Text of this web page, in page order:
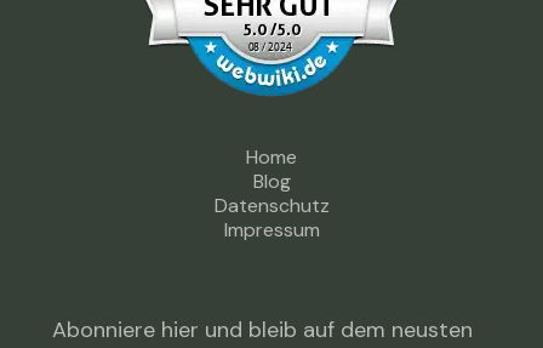
Home
Blog
Datenschutz
Impressum
Abonniere hier und bleib auf dem neusten